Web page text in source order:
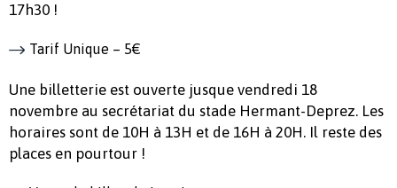
17h30 !
Tarif Unique – 5€
Une billetterie est ouverte jusque vendredi 18
novembre au secrétariat du stade Hermant-Deprez. Les
horaires sont de 10H à 13H et de 16H à 20H. Il reste des
places en pourtour !